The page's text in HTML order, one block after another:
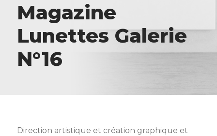
Magazine
Lunettes Galerie
N°16
Direction artistique et création graphique et